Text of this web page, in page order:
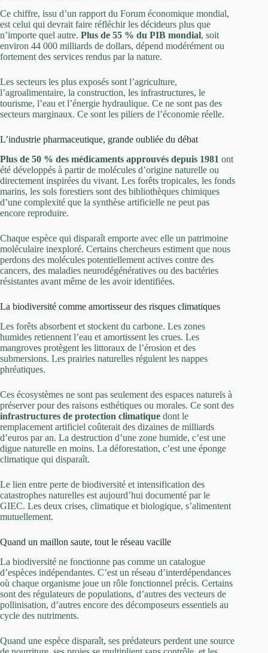
Ce chiffre, issu d’un rapport du Forum économique mondial,
est celui qui devrait faire réfléchir les décideurs plus que
n’importe quel autre. Plus de 55 % du PIB mondial, soit
environ 44 000 milliards de dollars, dépend modérément ou
fortement des services rendus par la nature.
Les secteurs les plus exposés sont l’agriculture,
l’agroalimentaire, la construction, les infrastructures, le
tourisme, l’eau et l’énergie hydraulique. Ce ne sont pas des
secteurs marginaux. Ce sont les piliers de l’économie réelle.
L’industrie pharmaceutique, grande oubliée du débat
Plus de 50 % des médicaments approuvés depuis 1981 ont
été développés à partir de molécules d’origine naturelle ou
directement inspirées du vivant. Les forêts tropicales, les fonds
marins, les sols forestiers sont des bibliothèques chimiques
d’une complexité que la synthèse artificielle ne peut pas
encore reproduire.
Chaque espèce qui disparaît emporte avec elle un patrimoine
moléculaire inexploré. Certains chercheurs estiment que nous
perdons des molécules potentiellement actives contre des
cancers, des maladies neurodégénératives ou des bactéries
résistantes avant même de les avoir identifiées.
La biodiversité comme amortisseur des risques climatiques
Les forêts absorbent et stockent du carbone. Les zones
humides retiennent l’eau et amortissent les crues. Les
mangroves protègent les littoraux de l’érosion et des
submersions. Les prairies naturelles régulent les nappes
phréatiques.
Ces écosystèmes ne sont pas seulement des espaces naturels à
préserver pour des raisons esthétiques ou morales. Ce sont des
infrastructures de protection climatique dont le
remplacement artificiel coûterait des dizaines de milliards
d’euros par an. La destruction d’une zone humide, c’est une
digue naturelle en moins. La déforestation, c’est une éponge
climatique qui disparaît.
Le lien entre perte de biodiversité et intensification des
catastrophes naturelles est aujourd’hui documenté par le
GIEC. Les deux crises, climatique et biologique, s’alimentent
mutuellement.
Quand un maillon saute, tout le réseau vacille
La biodiversité ne fonctionne pas comme un catalogue
d’espèces indépendantes. C’est un réseau d’interdépendances
où chaque organisme joue un rôle fonctionnel précis. Certains
sont des régulateurs de populations, d’autres des vecteurs de
pollinisation, d’autres encore des décomposeurs essentiels au
cycle des nutriments.
Quand une espèce disparaît, ses prédateurs perdent une source